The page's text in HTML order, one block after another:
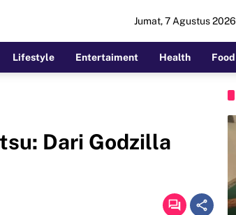
Jumat, 7 Agustus 2026
Lifestyle Entertaiment Health Food
Dari Godzilla